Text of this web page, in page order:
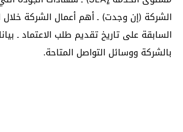
الشركة (إن وجدت) ـ أهم أعمال الشركة خلال
السابقة على تاريخ تقديم طلب الاعتماد ـ
بالشركة ووسائل التواصل المتاحة.